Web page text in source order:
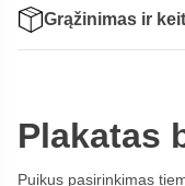
Grąžinimas ir
Plakatas
Puikus pasirinkimas